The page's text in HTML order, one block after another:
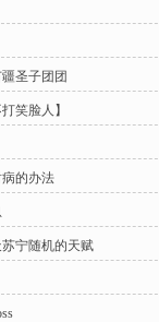
圣子团团
笑脸人】
的办法
宁随机的天赋